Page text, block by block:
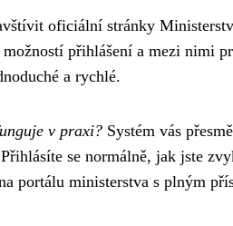
oficiální stránky
přihlášení a mezi nimi
a rychlé.
v praxi? Systém vás
se normálně, jak jste
portálu ministerstva s plným